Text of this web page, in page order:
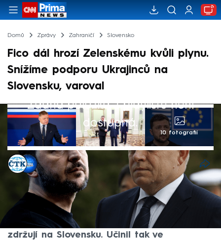
Domů Zprávy Zahraničí Slovensko
Fico dál hrozí Zelenskému kvůli plynu.
Snížíme podporu Ukrajinců na
Slovensku, varoval
Žádná položka z playlistu není
dostupná.
10 fotografií
ČTK,CNN Prima NEWS
Akt. 2. led 2025, 20:15
• 2. led 2025, 18:14
Slovenský premiér Robert Fico pohrozil
Ukrajině vedle zastavení dodávek elektřiny
také snížením podpory Ukrajinců, kteří se
zdržují na Slovensku. Učinil tak ve